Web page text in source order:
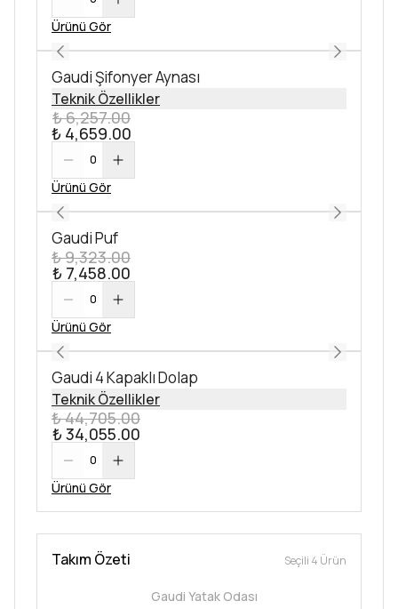
Ürünü Gör
Gaudi Şifonyer Aynası
Teknik Özellikler
₺ 6,257.00
₺ 4,659.00
0
Ürünü Gör
Gaudi Puf
₺ 9,323.00
₺ 7,458.00
0
Ürünü Gör
Gaudi 4 Kapaklı Dolap
Teknik Özellikler
₺ 44,705.00
₺ 34,055.00
0
Ürünü Gör
Takım Özeti Seçili 4 Ürün
Gaudi Yatak Odası